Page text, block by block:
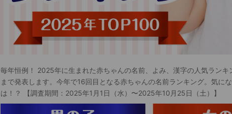
毎年恒例！ 2025年に生まれた赤ちゃんの名前、よみ、漢字の人気ランキ
まで発表します。今年で16回目となる赤ちゃんの名前ランキング。気に
は！？ 【調査期間：2025年1月1日（水）〜2025年10月25日（土）】